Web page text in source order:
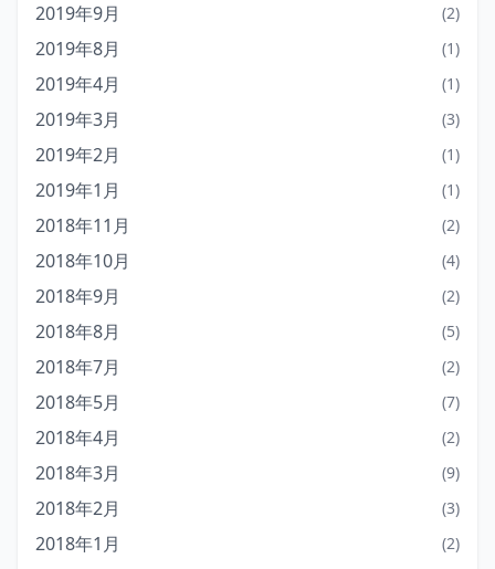
2019年9月 (2)
2019年8月 (1)
2019年4月 (1)
2019年3月 (3)
2019年2月 (1)
2019年1月 (1)
2018年11月 (2)
2018年10月 (4)
2018年9月 (2)
2018年8月 (5)
2018年7月 (2)
2018年5月 (7)
2018年4月 (2)
2018年3月 (9)
2018年2月 (3)
2018年1月 (2)